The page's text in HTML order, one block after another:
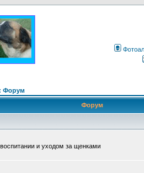
Форум
Форум
и уходом за щенками